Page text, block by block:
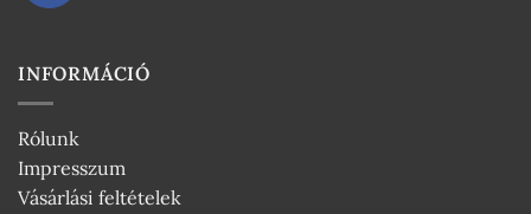
INFORMÁCIÓ
Rólunk
Impresszum
Vásárlási feltételek